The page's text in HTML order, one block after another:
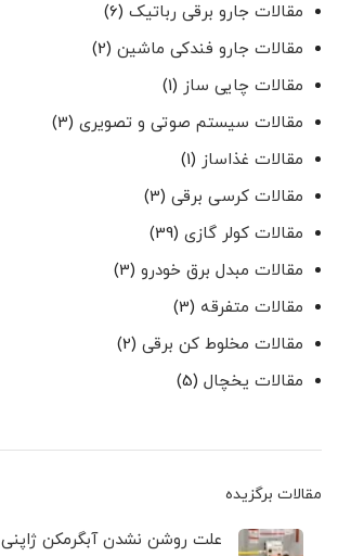
مقالات جارو برقی رباتیک (6)
مقالات جارو فندکی ماشین (2)
مقالات چایی ساز (1)
مقالات سیستم صوتی و تصویری (3)
مقالات غذاساز (1)
مقالات کرسی برقی (3)
مقالات کولر گازی (39)
مقالات مبدل برق خودرو (3)
مقالات متفرقه (3)
مقالات مخلوط کن برقی (2)
مقالات یخچال (5)
مقالات برگزیده
علت روشن نشدن آبگرمکن ژاپنی